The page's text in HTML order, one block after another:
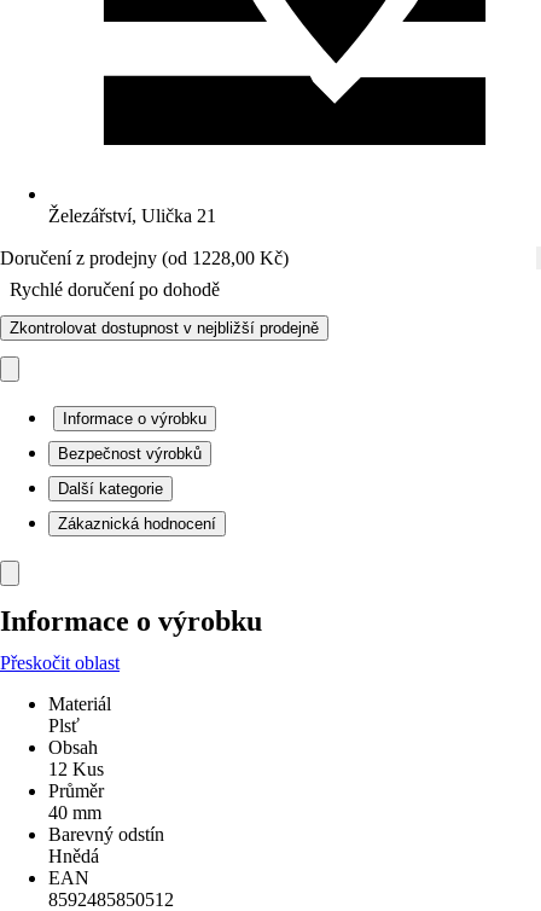
Železářství, Ulička 21
Doručení z prodejny (od 1228,00 Kč)
Rychlé doručení po dohodě
Zkontrolovat dostupnost v nejbližší prodejně
Informace o výrobku
Bezpečnost výrobků
Další kategorie
Zákaznická hodnocení
Informace o výrobku
Přeskočit oblast
Materiál
Plsť
Obsah
12 Kus
Průměr
40 mm
Barevný odstín
Hnědá
EAN
8592485850512